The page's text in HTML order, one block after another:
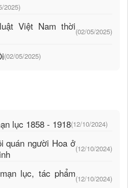
2025)
Việt Nam thời(02/05/2025)
(02/05/2025)
lục 1858 - 1918(12/10/2024)
quán người Hoa ở(12/10/2024)
lục, tác phẩm(12/10/2024)